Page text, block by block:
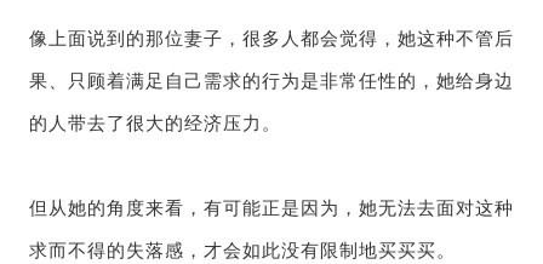
像上面说到的那位妻子，很多人都会觉得，她这种不管后
果、只顾着满足自己需求的行为是非常任性的，她给身边
的人带去了很大的经济压力。
但从她的角度来看，有可能正是因为，她无法去面对这种
求而不得的失落感，才会如此没有限制地买买买。